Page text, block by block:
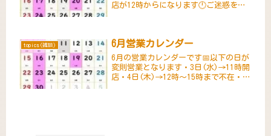
店が12時からになります🕛ご迷惑をお
ざいます😔その際には店舗、ＨＰ，イ
ン...
topics(雑談) 6月営業カレンダー
6月の営業カレンダーです📅以下の日が
変則営業となります・3日(水)→11時開
店・4日(木)→12時～15時まで不在・7